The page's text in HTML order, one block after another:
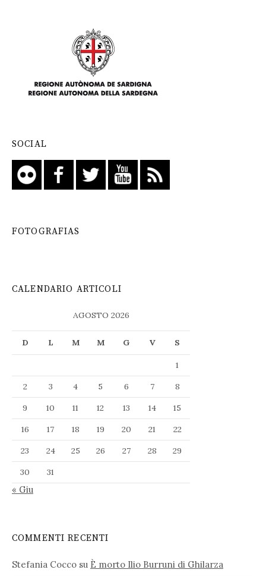
SOCIAL
FOTOGRAFIAS
CALENDARIO ARTICOLI
AGOSTO 2026
D L M M G V S
1
2
3 4 5 6 7
8
9
10 11 12 13 14
15
16
17 18 19 20 21
22
23
24 25 26 27 28
29
30
31
« Giu
COMMENTI RECENTI
Stefania Cocco su È morto Ilio Burruni di Ghilarza